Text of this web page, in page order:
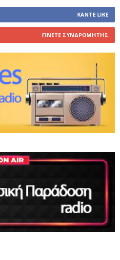
ΚΆΝΤΕ LIKE
ΓΊΝΕΤΕ ΣΥΝΔΡΟΜΗΤΉΣ